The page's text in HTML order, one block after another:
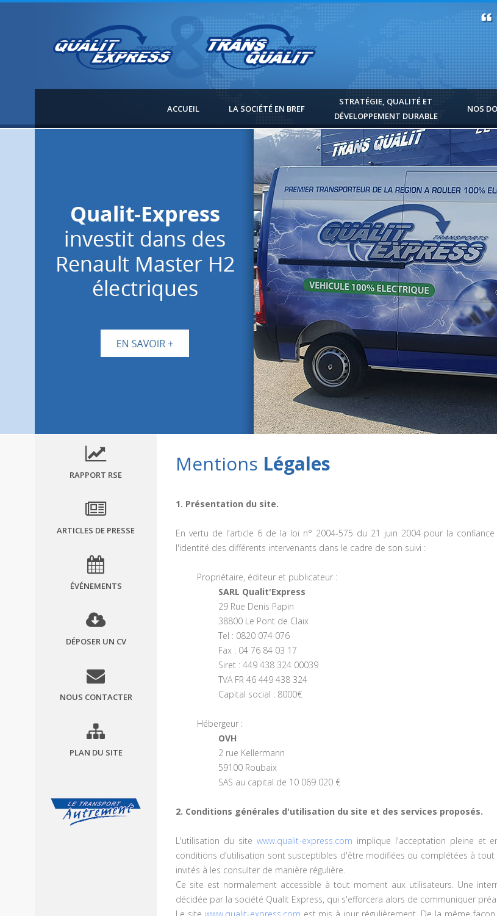
ACCUEIL LA SOCIÉTÉ EN BREF
STRATÉGIE, QUALITÉ ET
DÉVELOPPEMENT DURABLE
NOS
RAPPORT RSE
ARTICLES DE PRESSE
ÉVÉNEMENTS
DÉPOSER UN CV
NOUS CONTACTER
PLAN DU SITE
Mentions Légales
1. Présentation du site.
En vertu de l'article 6 de la loi n° 2004-575 du 21 juin 2004 pour la
l'identité des différents intervenants dans le cadre de son suivi :
Propriétaire, éditeur et publicateur :
SARL Qualit'Express
29 Rue Denis Papin
38800 Le Pont de Claix
Tel : 0820 074 076
Fax : 04 76 84 03 17
Siret : 449 438 324 00039
TVA FR 46 449 438 324
Capital social : 8000€
Hébergeur :
OVH
2 rue Kellermann
59100 Roubaix
SAS au capital de 10 069 020 €
2. Conditions générales d'utilisation du site et des services proposés.
L'utilisation du site www.qualit-express.com implique l'acceptation pleine et
conditions d'utilisation sont susceptibles d'être modifiées ou complétées à
invités à les consulter de manière régulière.
Ce site est normalement accessible à tout moment aux utilisateurs. Une
décidée par la société Qualit Express, qui s'efforcera alors de communiquer